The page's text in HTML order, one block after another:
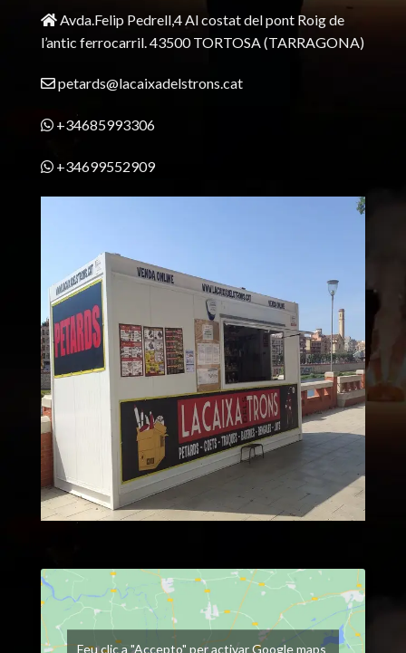
Avda.Felip Pedrell,4 Al costat del pont Roig de
l’antic ferrocarril. 43500 TORTOSA (TARRAGONA)
petards@lacaixadelstrons.cat
+34685993306
+34699552909
Feu clic a "Accepto" per activar Google maps